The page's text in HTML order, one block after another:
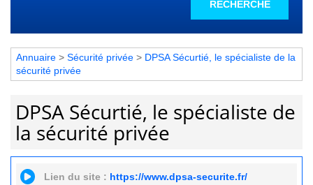
RECHERCHE
Annuaire > Sécurité privée > DPSA Sécurtié, le spécialiste de la
sécurité privée
DPSA Sécurtié, le spécialiste de
la sécurité privée
Lien du site : https://www.dpsa-securite.fr/